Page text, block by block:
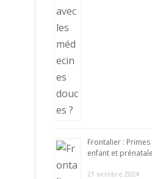
Frontalier :
enfant et
21 octobre 2024